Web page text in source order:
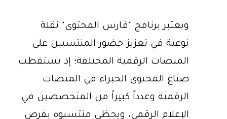
ويعتبر برنامج "فارس المحتوى" نقلة
نوعية في تعزيز حضور المنتسبين على
المنصات الرقمية المختلفة؛ إذ يستقطب
صناع المحتوى الخبراء في المنصات
الرقمية وعدداً كبيراً من المتخصصين في
الإعلام الرقمي، ويحظى منتسبوه بفرص